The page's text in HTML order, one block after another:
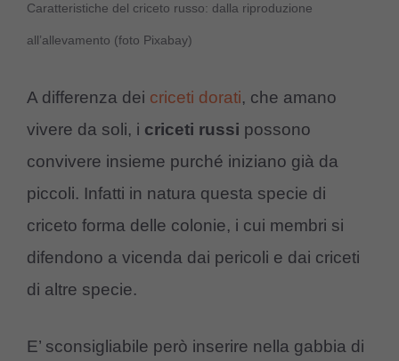
Caratteristiche del criceto russo: dalla riproduzione
all’allevamento (foto Pixabay)
A differenza dei criceti dorati, che amano
vivere da soli, i criceti russi possono
convivere insieme purché iniziano già da
piccoli. Infatti in natura questa specie di
criceto forma delle colonie, i cui membri si
difendono a vicenda dai pericoli e dai criceti
di altre specie.
E’ sconsigliabile però inserire nella gabbia di